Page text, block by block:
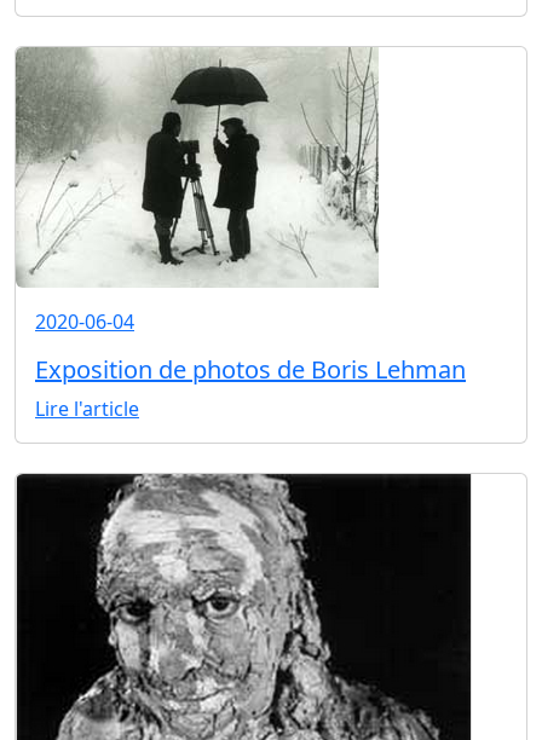
2020-06-04
Exposition de photos de Boris Lehman
Lire l'article